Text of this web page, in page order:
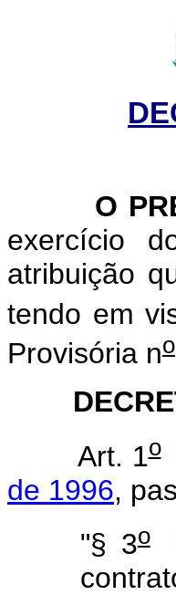
O
exercício
atribuição
tendo em
Provisória no
Art. 1o
de 1996,
"§ 3o